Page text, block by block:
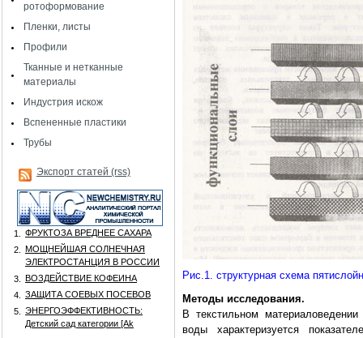
ротоформование
Пленки, листы
Профили
Тканные и нетканные
материалы
Индустрия искож
Вспененные пластики
Трубы
Экспорт статей (rss)
1.
ФРУКТОЗА ВРЕДНЕЕ САХАРА
2.
МОЩНЕЙШАЯ СОЛНЕЧНАЯ
ЭЛЕКТРОСТАНЦИЯ В РОССИИ
3.
ВОЗДЕЙСТВИЕ КОФЕИНА
4.
ЗАЩИТА СОЕВЫХ ПОСЕВОВ
5.
ЭНЕРГОЭФФЕКТИВНОСТЬ:
Детский сад категории [Аk
Рис.1. структурная схема
Методы исследования.
В текстильном материаловедении
воды характеризуется